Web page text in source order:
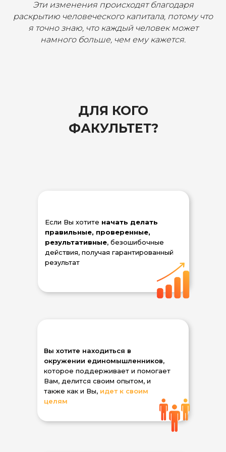
Эти изменения происходят благодаря
раскрытию человеческого капитала, потому что
я точно знаю, что каждый человек может
намного больше, чем ему кажется.
ДЛЯ КОГО
ФАКУЛЬТЕТ?
Если Вы хотите начать делать
правильные, проверенные,
результативные, безошибочные
действия, получая гарантированный
результат
Вы хотите находиться в
окружении единомышленников,
которое поддерживает и помогает
Вам, делится своим опытом, и
также как и Вы, идет к своим
целям